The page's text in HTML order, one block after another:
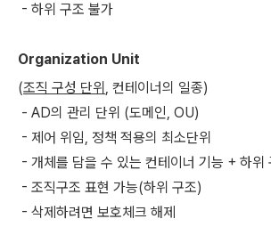
- 하위 구조 불가
Organization Unit
(조직 구성 단위 , 컨테이너의 일종)
- AD의 관리 단위 (도메인, OU)
- 제어 위임, 정책 적용의 최소단위
- 개체를 담을 수 있는 컨테이너 기능 + 하위
- 조직구조 표현 가능(하위 구조)
- 삭제하려면 보호체크 해제